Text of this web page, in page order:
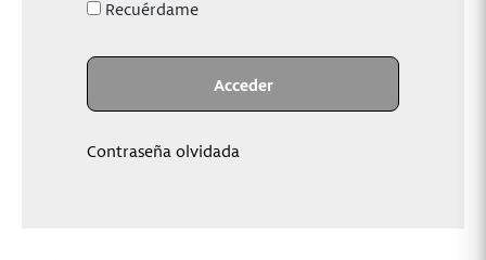
Recuérdame
Contraseña olvidada